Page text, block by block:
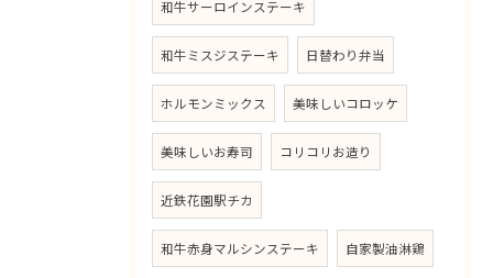
和牛サーロインステーキ
和牛ミスジステーキ 日替わり弁当
ホルモンミックス 美味しいコロッケ
美味しいお寿司 コリコリお造り
近鉄花園駅チカ
和牛赤身マルシンステーキ 自家製油淋鶏